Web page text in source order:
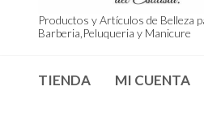
Productos y Artículos de Belleza
Barberia,Peluqueria y Manicure
TIENDA MI CUENTA